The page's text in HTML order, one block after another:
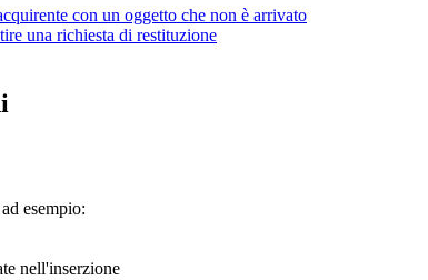
con un oggetto che non è arrivato
una richiesta di restituzione
esempio:
nell'inserzione